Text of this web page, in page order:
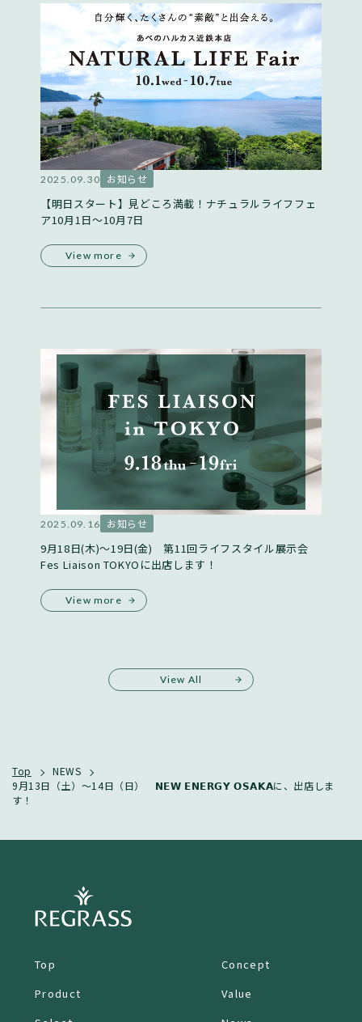
2025.09.30 お知らせ
【明日スタート】見どころ満載！ナチュラルライフフェ
ア10月1日〜10月7日
View more
2025.09.16 お知らせ
9月18日(木)〜19日(金) 第11回ライフスタイル展示会
Fes Liaison TOKYOに出店します！
View more
View All
Top
NEWS
9月13日（土）〜14日（日） 𝗡𝗘𝗪 𝗘𝗡𝗘𝗥𝗚𝗬 𝗢𝗦𝗔𝗞𝗔に、出店しま
す！
Top
Concept
Product
Value